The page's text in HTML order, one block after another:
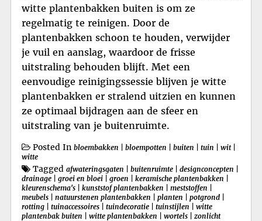
witte plantenbakken buiten is om ze
regelmatig te reinigen. Door de
plantenbakken schoon te houden, verwijder
je vuil en aanslag, waardoor de frisse
uitstraling behouden blijft. Met een
eenvoudige reinigingssessie blijven je witte
plantenbakken er stralend uitzien en kunnen
ze optimaal bijdragen aan de sfeer en
uitstraling van je buitenruimte.
Posted In bloembakken bloempotten buiten tuin wit|
witte
Tagged afwateringsgaten buitenruimte designconcepten
drainage
groei en bloei groen keramische plantenbakken
kleurenschema's
kunststof plantenbakken meststoffen
meubels
natuurstenen plantenbakken planten potgrond
rotting
tuinaccessoires tuindecoratie tuinstijlen
witte
plantenbak buiten
witte plantenbakken wortels zonlicht